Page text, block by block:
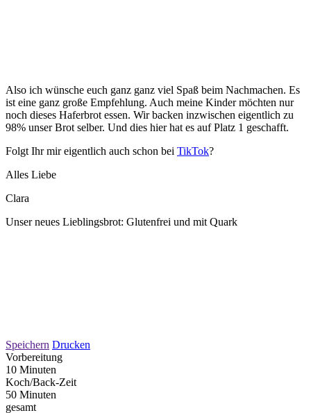
Also ich wünsche euch ganz ganz viel Spaß beim Nachmachen. Es
ist eine ganz große Empfehlung. Auch meine Kinder möchten nur
noch dieses Haferbrot essen. Wir backen inzwischen eigentlich zu
98% unser Brot selber. Und dies hier hat es auf Platz 1 geschafft.
Folgt Ihr mir eigentlich auch schon bei TikTok?
Alles Liebe
Clara
Unser neues Lieblingsbrot: Glutenfrei und mit Quark
Speichern Drucken
Vorbereitung
10 Minuten
Koch/Back-Zeit
50 Minuten
gesamt